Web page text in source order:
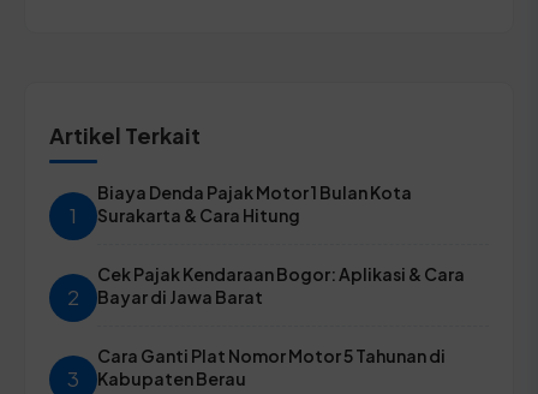
Artikel Terkait
1
Biaya Denda Pajak Motor 1 Bulan Kota
Surakarta & Cara Hitung
2
Cek Pajak Kendaraan Bogor: Aplikasi & Cara
Bayar di Jawa Barat
3
Cara Ganti Plat Nomor Motor 5 Tahunan di
Kabupaten Berau